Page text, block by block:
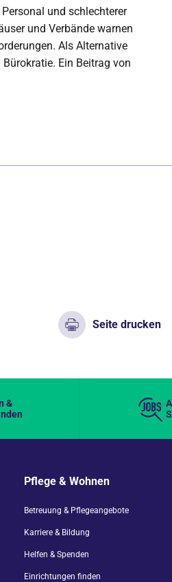
und schlechterer
und Verbände warnen
Als Alternative
Ein Beitrag von
Seite drucken
&
Pflege & Wohnen
Betreuung & Pflegeangebote
Karriere & Bildung
Helfen & Spenden
Einrichtungen finden